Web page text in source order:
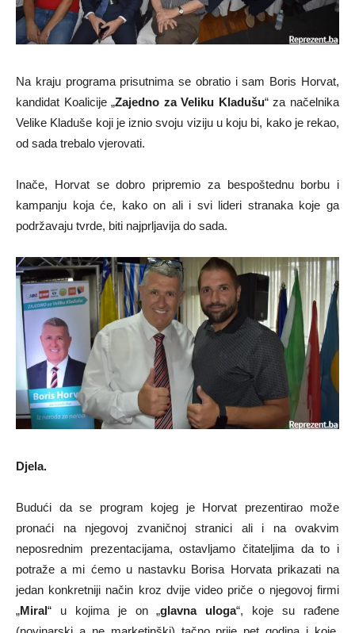
Na kraju programa prisutnima se obratio i sam Boris Horvat,
kandidat Koalicije „Zajedno za Veliku Kladušu“ za načelnika
Velike Kladuše koji je iznio svoju viziju u koju bi, kako je rekao,
od sada trebalo vjerovati.
Inače, Horvat se dobro pripremio za bespoštednu borbu i
kampanju koja će, kako on ali i svi lideri stranaka koje ga
podržavaju tvrde, biti najprljavija do sada.
Djela.
Budući da se program kojeg je Horvat prezentirao može
pronaći na njegovoj zvaničnoj stranici ali i na ovakvim
neposrednim prezentacijama, ostavljamo čitateljima da to i
potraže a mi ćemo u nastavku Borisa Horvata prikazati na
jedan konkretniji način kroz dvije video priče o njegovoj firmi
„Miral“ u kojima je on „glavna uloga“, koje su rađene